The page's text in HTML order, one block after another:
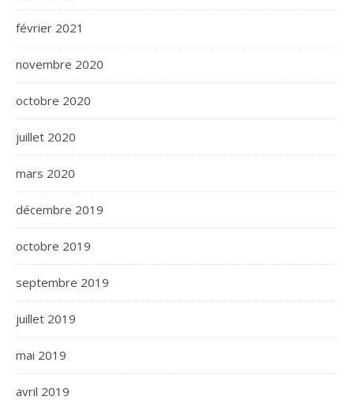
février 2021
novembre 2020
octobre 2020
juillet 2020
mars 2020
décembre 2019
octobre 2019
septembre 2019
juillet 2019
mai 2019
avril 2019